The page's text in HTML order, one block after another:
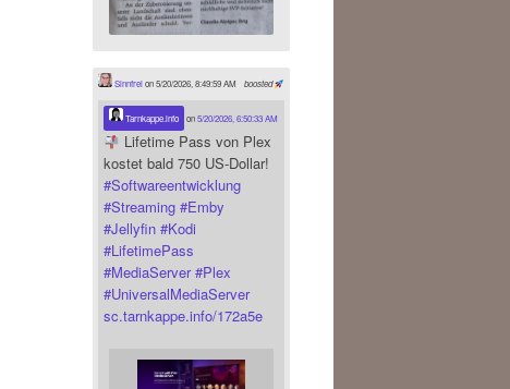
boosted
Sinnfreion 5/20/2026, 8:49:59 AM
Tarnkappe.info on5/20/2026, 6:50:33 AM
Lifetime Pass von Plex
kostet bald 750 US-Dollar!
#Softwareentwicklung
#Streaming #Emby
#Jellyfin #Kodi
#LifetimePass
#MediaServer #Plex
#UniversalMediaServer
sc.tarnkappe.info/172a5e